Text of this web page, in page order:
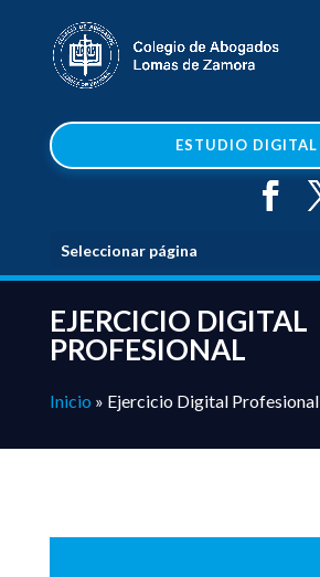
ESTUDIO DIGITAL
Seleccionar página
EJERCICIO DIGITAL
PROFESIONAL
Inicio » Ejercicio Digital Profesional